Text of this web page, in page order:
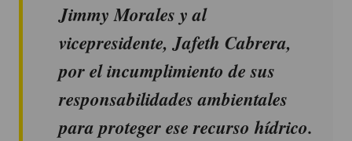
Jimmy Morales y al
vicepresidente, Jafeth Cabrera,
por el incumplimiento de sus
responsabilidades ambientales
para proteger ese recurso hídrico.